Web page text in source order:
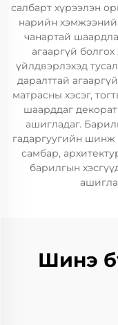
салбарт хүрээлэн
нарийн хэмжээний
чанартай
агааргүй
үйлдвэрлэхэд
даралттай
матрасны хэсэг,
шаарддаг
ашигладаг.
гадаргуугийн шинж
самбар,
барилгын
Шинэ